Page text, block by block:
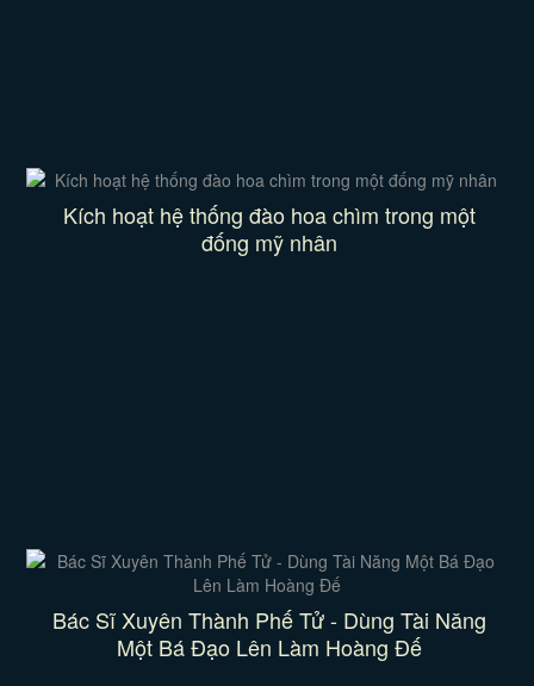
Kích hoạt hệ thống đào hoa chìm trong một
đống mỹ nhân
Bác Sĩ Xuyên Thành Phế Tử - Dùng Tài Năng
Một Bá Đạo Lên Làm Hoàng Đế